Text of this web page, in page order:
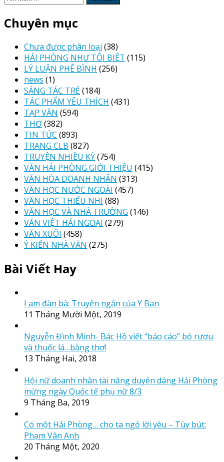
cho:
Chuyên mục
Chưa được phân loại (38)
HẢI PHÒNG NHƯ TÔI BIẾT (115)
LÝ LUẬN PHÊ BÌNH (256)
news (1)
SÁNG TÁC TRẺ (184)
TÁC PHẨM YÊU THÍCH (431)
TẠP VĂN (594)
THƠ(382)
TIN TỨC (893)
TRANG CLB (827)
TRUYỆN NHIỀU KỲ(754)
VĂN HẢI PHÒNG GIỚI THIỆU (415)
VĂN HÓA DOANH NHÂN (313)
VĂN HỌC NƯỚC NGOÀI (457)
VĂN HỌC THIẾU NHI (88)
VĂN HỌC VÀ NHÀ TRƯỜNG (146)
VĂN VIỆT HẢI NGOẠI (279)
VĂN XUÔI (458)
Ý KIẾN NHÀ VĂN (275)
Bài Viết Hay
I am đàn bà: Truyện ngắn của Y Ban
11 Tháng Mười Một, 2019
Nguyễn Đình Minh- Bác Hồ viết “báo cáo” bỏ rượu
và thuốc lá…bằng thơ!
13 Tháng Hai, 2018
Hội nữ doanh nhân tài năng duyên dáng Hải Phòng
mừng ngày Quốc tế phụ nữ 8/3
9 Tháng Ba, 2019
Có một Hải Phòng… cho ta ngỏ lời yêu – Tùy bút:
Phạm Vân Anh
20 Tháng Một, 2020